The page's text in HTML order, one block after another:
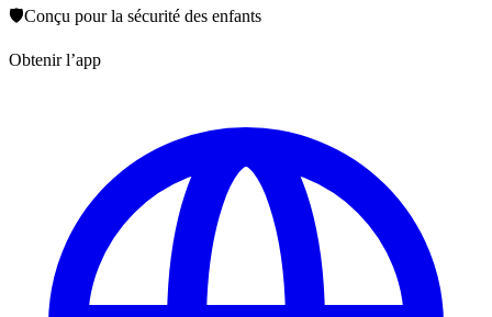
🛡️Conçu pour la sécurité des enfants
Obtenir l’app